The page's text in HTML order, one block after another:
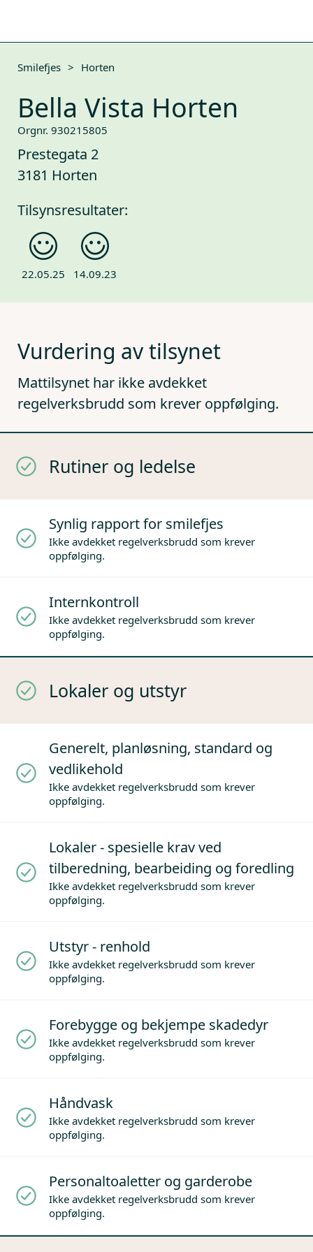
Smilefjes > Horten
Bella Vista Horten
Orgnr. 930215805
Prestegata 2
3181 Horten
Tilsynsresultater:
22.05.25 14.09.23
Vurdering av tilsynet
Mattilsynet har ikke avdekket
regelverksbrudd som krever oppfølging.
Rutiner og ledelse
Synlig rapport for smilefjes
Ikke avdekket regelverksbrudd som krever
oppfølging.
Internkontroll
Ikke avdekket regelverksbrudd som krever
oppfølging.
Lokaler og utstyr
Generelt, planløsning, standard og
vedlikehold
Ikke avdekket regelverksbrudd som krever
oppfølging.
Lokaler - spesielle krav ved
tilberedning, bearbeiding og foredling
Ikke avdekket regelverksbrudd som krever
oppfølging.
Utstyr - renhold
Ikke avdekket regelverksbrudd som krever
oppfølging.
Forebygge og bekjempe skadedyr
Ikke avdekket regelverksbrudd som krever
oppfølging.
Håndvask
Ikke avdekket regelverksbrudd som krever
oppfølging.
Personaltoaletter og garderobe
Ikke avdekket regelverksbrudd som krever
oppfølging.